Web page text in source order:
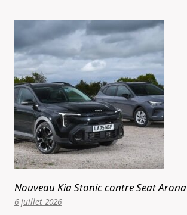
Nouveau Kia Stonic contre Seat Arona
6 juillet 2026